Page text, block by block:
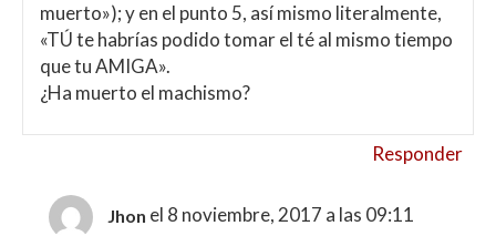
muerto»); y en el punto 5, así mismo literalmente,
«TÚ te habrías podido tomar el té al mismo tiempo
que tu AMIGA».
¿Ha muerto el machismo?
Responder
Jhon el 8 noviembre, 2017 a las 09:11